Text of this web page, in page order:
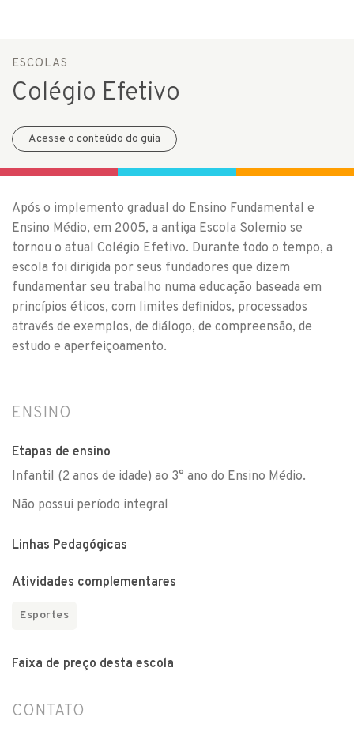
ESCOLAS
Colégio Efetivo
Acesse o conteúdo do guia
Após o implemento gradual do Ensino Fundamental e
Ensino Médio, em 2005, a antiga Escola Solemio se
tornou o atual Colégio Efetivo. Durante todo o tempo, a
escola foi dirigida por seus fundadores que dizem
fundamentar seu trabalho numa educação baseada em
princípios éticos, com limites definidos, processados
através de exemplos, de diálogo, de compreensão, de
estudo e aperfeiçoamento.
ENSINO
Etapas de ensino
Infantil (2 anos de idade) ao 3° ano do Ensino Médio.
Não possui período integral
Linhas Pedagógicas
Atividades complementares
Esportes
Faixa de preço desta escola
CONTATO